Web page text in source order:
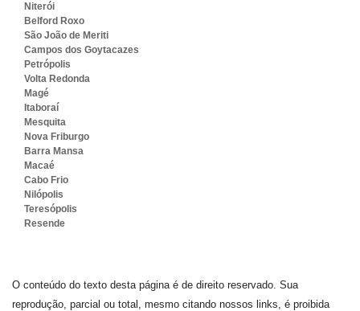
Niterói
Belford Roxo
São João de Meriti
Campos dos Goytacazes
Petrópolis
Volta Redonda
Magé
Itaboraí
Mesquita
Nova Friburgo
Barra Mansa
Macaé
Cabo Frio
Nilópolis
Teresópolis
Resende
O conteúdo do texto desta página é de direito reservado. Sua
reprodução, parcial ou total, mesmo citando nossos links, é proibida